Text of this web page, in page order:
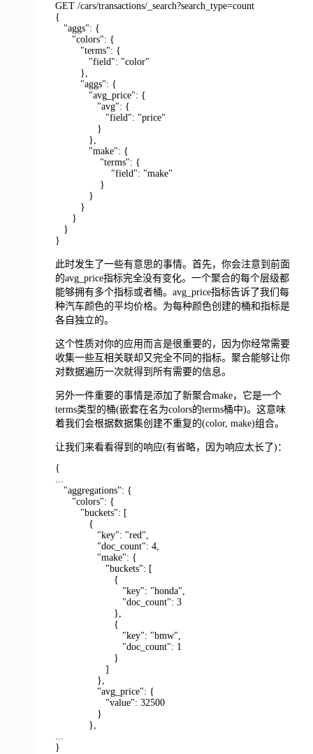
GET /cars/transactions/_search?search_type=count
{
"aggs": {
"colors": {
"terms": {
"field": "color"
},
"aggs": {
"avg_price": {
"avg": {
"field": "price"
}
},
"make": {
"terms": {
"field": "make"
}
}
}
}
}
}
此时发生了一些有意思的事情。首先，你会注意到前面
的avg_price指标完全没有变化。一个聚合的每个层级都
能够拥有多个指标或者桶。avg_price指标告诉了我们每
种汽车颜色的平均价格。为每种颜色创建的桶和指标是
各自独立的。
这个性质对你的应用而言是很重要的，因为你经常需要
收集一些互相关联却又完全不同的指标。聚合能够让你
对数据遍历一次就得到所有需要的信息。
另外一件重要的事情是添加了新聚合make，它是一个
terms类型的桶(嵌套在名为colors的terms桶中)。这意味
着我们会根据数据集创建不重复的(color, make)组合。
让我们来看看得到的响应(有省略，因为响应太长了)：
{
...
"aggregations": {
"colors": {
"buckets": [
{
"key": "red",
"doc_count": 4,
"make": {
"buckets": [
{
"key": "honda",
"doc_count": 3
},
{
"key": "bmw",
"doc_count": 1
}
]
},
"avg_price": {
"value": 32500
}
},
...
}